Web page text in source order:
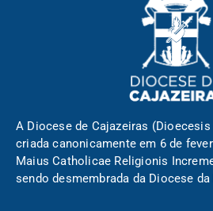
A Diocese de Cajazeiras
criada canonicamente em 6 de
Maius Catholicae Religionis
sendo desmembrada da Diocese da